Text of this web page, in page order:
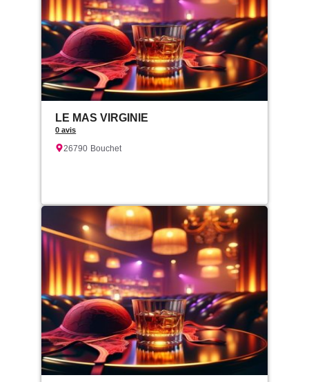
LE MAS VIRGINIE
0 avis
26790 Bouchet